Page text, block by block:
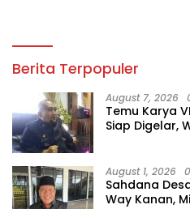
Berita Terpopuler
August 7, 2026
Temu Karya
Siap Digelar,
August 1, 2026
Sahdana
Way Kanan,